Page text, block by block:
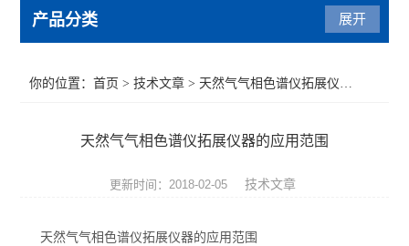
产品分类 展开
你的位置：首页 >技术文章 > 天然气气相色谱仪拓展仪器的应用范围
天然气气相色谱仪拓展仪器的应用范围
更新时间：2018-02-05 技术文章
天然气气相色谱仪拓展仪器的应用范围